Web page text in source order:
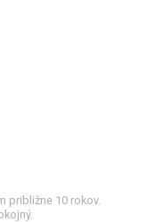
približne 10 rokov.